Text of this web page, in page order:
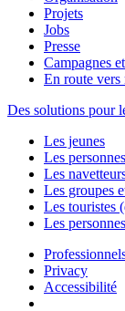
Projets
Jobs
Presse
Campagnes
En route vers
Des solutions pour
Les jeunes
Les
Les
Les groupes
Les touristes
Les
Privacy
Accessibilité